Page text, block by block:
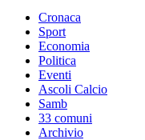
Cronaca
Sport
Economia
Politica
Eventi
Ascoli Calcio
Samb
33 comuni
Archivio